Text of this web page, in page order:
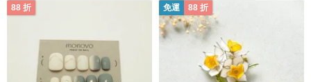
88 折 免運 88 折